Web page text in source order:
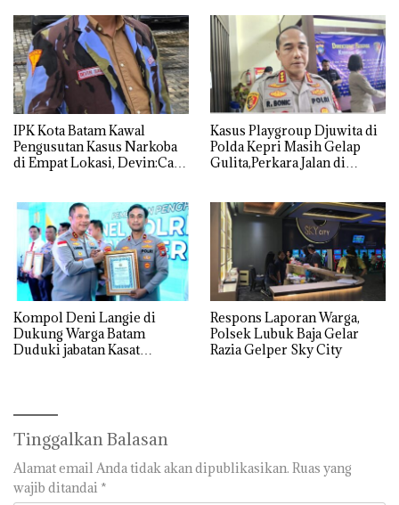
IPK Kota Batam Kawal
Pengusutan Kasus Narkoba
di Empat Lokasi, Devin:Cari
Kasus Playgroup Djuwita di
Polda Kepri Masih Gelap
Gulita,Perkara Jalan di
Kompol Deni Langie di
Dukung Warga Batam
Duduki jabatan Kasat
Respons Laporan Warga,
Polsek Lubuk Baja Gelar
Razia Gelper Sky City
Tinggalkan Balasan
Alamat email Anda tidak akan dipublikasikan. Ruas yang
wajib ditandai *